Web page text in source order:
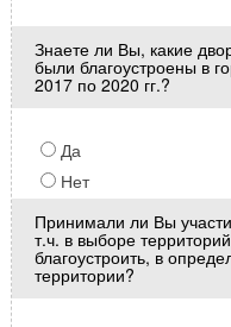
Знаете ли Вы, какие
были благоустроены в
2017 по 2020 гг.?
Да
Нет
Принимали ли Вы
т.ч. в выборе
благоустроить, в
территории?